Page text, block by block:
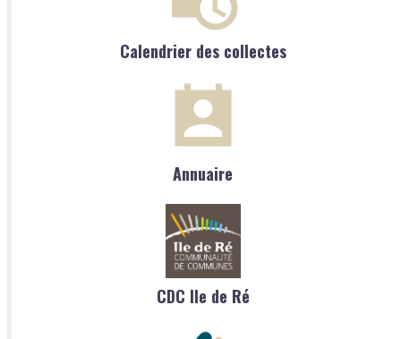
Calendrier des collectes
Annuaire
CDC Ile de Ré